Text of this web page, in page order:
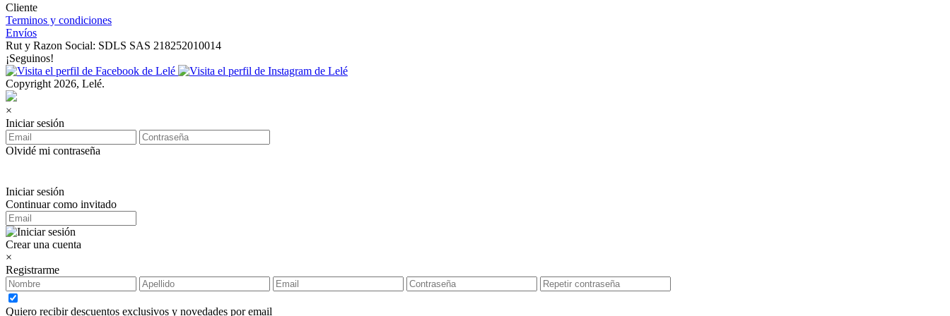
Cliente
Terminos y condiciones
Envíos
Rut y Razon Social: SDLS SAS 218252010014
¡Seguinos!
Copyright 2026, Lelé.
×
Iniciar sesión
Olvidé mi contraseña
Iniciar sesión
Continuar como invitado
Crear una cuenta
×
Registrarme
Quiero recibir descuentos exclusivos y novedades por email